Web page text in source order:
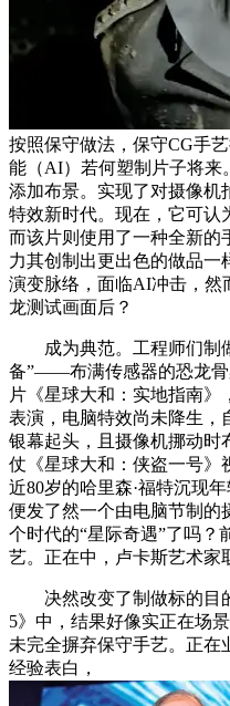
按照保守做法，保守CG手
能（AI）若何塑制片子将来
添加布景。实现了对摄像机
特效新时代。现在，它可认
而该片则使用了一种全新
力其创制出更出色的做品一
演变脉络，面临AI冲击，然
龙测试画面后？
成为典范。工程师们制
备”——布满传感器的恐龙骨
片《星球大和：实地指南》
表演，电脑特效尚未降生，
银幕起头，且摄像机挪动时
仗《星球大和：侠盗一号》
近80岁的哈里森·福特沉现
便发了然一个由电脑节制的
个时代的“星际奇遇”了吗？
艺。正在中，卢卡斯艺术家
决然改变了制做标的目
5》中，结果好像实正在场
未完全摒弃保守手艺。正在
经验表白，